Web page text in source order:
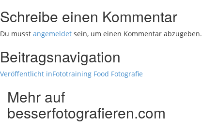
Schreibe einen Kommentar
Du musst angemeldet sein, um einen Kommentar abzugeben.
Beitragsnavigation
Veröffentlicht inFototraining Food Fotografie
Mehr auf
besserfotografieren.com